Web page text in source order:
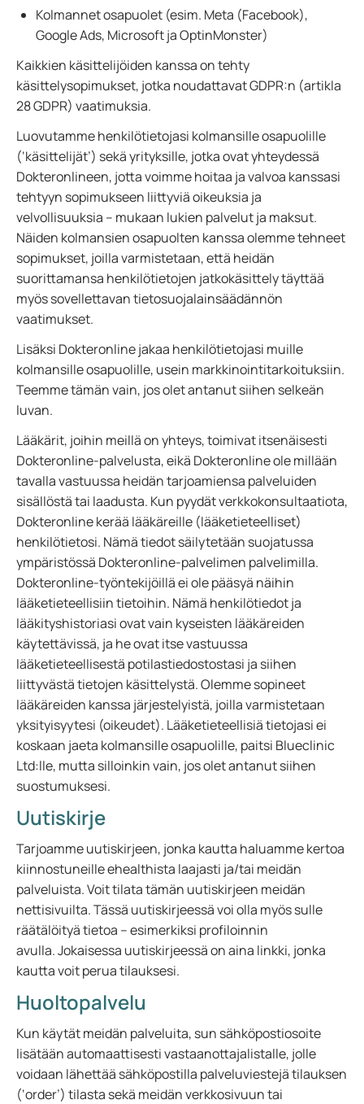
Kolmannet osapuolet (esim. Meta (Facebook),
Google Ads, Microsoft ja OptinMonster)
Kaikkien käsittelijöiden kanssa on tehty
käsittelysopimukset, jotka noudattavat GDPR:n (artikla
28 GDPR) vaatimuksia.
Luovutamme henkilötietojasi kolmansille osapuolille
(‘käsittelijät’) sekä yrityksille, jotka ovat yhteydessä
Dokteronlineen, jotta voimme hoitaa ja valvoa kanssasi
tehtyyn sopimukseen liittyviä oikeuksia ja
velvollisuuksia – mukaan lukien palvelut ja maksut.
Näiden kolmansien osapuolten kanssa olemme tehneet
sopimukset, joilla varmistetaan, että heidän
suorittamansa henkilötietojen jatkokäsittely täyttää
myös sovellettavan tietosuojalainsäädännön
vaatimukset.
Lisäksi Dokteronline jakaa henkilötietojasi muille
kolmansille osapuolille, usein markkinointitarkoituksiin.
Teemme tämän vain, jos olet antanut siihen selkeän
luvan.
Lääkärit, joihin meillä on yhteys, toimivat itsenäisesti
Dokteronline-palvelusta, eikä Dokteronline ole millään
tavalla vastuussa heidän tarjoamiensa palveluiden
sisällöstä tai laadusta. Kun pyydät verkkokonsultaatiota,
Dokteronline kerää lääkäreille (lääketieteelliset)
henkilötietosi. Nämä tiedot säilytetään suojatussa
ympäristössä Dokteronline-palvelimen palvelimilla.
Dokteronline-työntekijöillä ei ole pääsyä näihin
lääketieteellisiin tietoihin. Nämä henkilötiedot ja
lääkityshistoriasi ovat vain kyseisten lääkäreiden
käytettävissä, ja he ovat itse vastuussa
lääketieteellisestä potilastiedostostasi ja siihen
liittyvästä tietojen käsittelystä. Olemme sopineet
lääkäreiden kanssa järjestelyistä, joilla varmistetaan
yksityisyytesi (oikeudet). Lääketieteellisiä tietojasi ei
koskaan jaeta kolmansille osapuolille, paitsi Blueclinic
Ltd:lle, mutta silloinkin vain, jos olet antanut siihen
suostumuksesi.
Uutiskirje
Tarjoamme uutiskirjeen, jonka kautta haluamme kertoa
kiinnostuneille ehealthista laajasti ja/tai meidän
palveluista. Voit tilata tämän uutiskirjeen meidän
nettisivuilta. Tässä uutiskirjeessä voi olla myös sulle
räätälöityä tietoa – esimerkiksi profiloinnin
avulla. Jokaisessa uutiskirjeessä on aina linkki, jonka
kautta voit perua tilauksesi.
Huoltopalvelu
Kun käytät meidän palveluita, sun sähköpostiosoite
lisätään automaattisesti vastaanottajalistalle, jolle
voidaan lähettää sähköpostilla palveluviestejä tilauksen
(‘order’) tilasta sekä meidän verkkosivuun tai